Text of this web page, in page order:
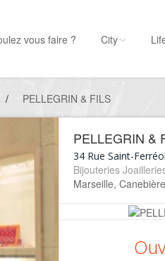
vous faire ? City
/ PELLEGRIN & FILS
PELLEGRIN &
34 Rue Saint-Ferréol
Bijouteries
Marseille,